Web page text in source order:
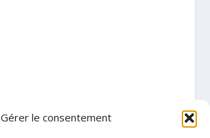
Gérer le consentement